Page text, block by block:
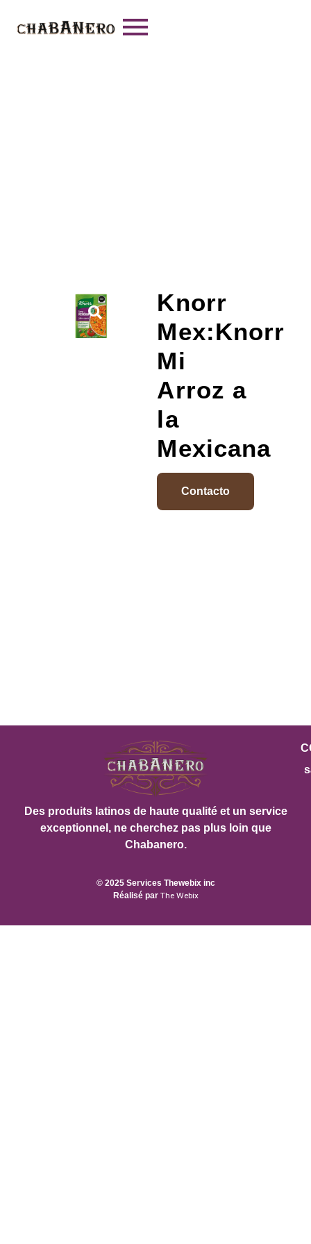
Knorr
Mex:Knorr
Mi
Arroz a
la
Mexicana
Contacto
Des produits latinos de haute qualité et un service
exceptionnel, ne cherchez pas plus loin que
Chabanero.
© 2025 Services Thewebix inc
Réalisé par The Webix